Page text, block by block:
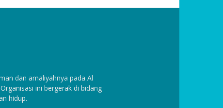
dan amaliyahnya pada Al
ini bergerak di bidang
hidup.